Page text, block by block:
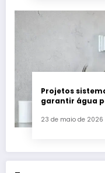
Projetos
garantir água
23 de maio de 2026